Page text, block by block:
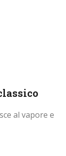
al vapore e